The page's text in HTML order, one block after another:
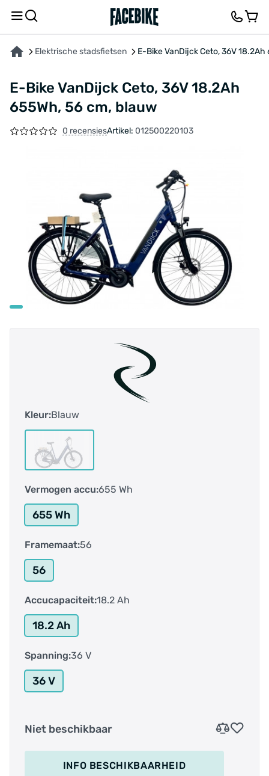
Elektrische stadsfietsen E-Bike VanDijck Ceto, 36V 18.2Ah
E-Bike VanDijck Ceto, 36V 18.2Ah
655Wh, 56 cm, blauw
0 recensiesArtikel: 012500220103
Kleur:Blauw
Vermogen accu:655 Wh
655 Wh
Framemaat:56
56
Accucapaciteit:18.2 Ah
18.2 Ah
Spanning:36 V
36 V
Niet beschikbaar
INFO BESCHIKBAARHEID
OVER HET PRODUCT KENMERKENFEEDBACK EN VRAGEN